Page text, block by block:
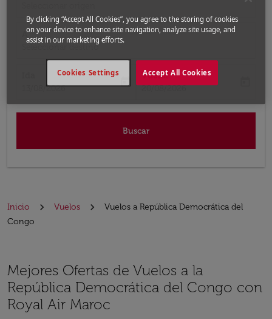
A
Seleccionar destino
fc-booking-departure-date-aria-label
13/08/2026
today
Vuelta
fc-booking-return-date-aria-label
20/08/2026
Buscar
Inicio Vuelos
Vuelos a República Democrática del
Congo
Mejores Ofertas de Vuelos a la
República Democrática del Congo con
Royal Air Maroc
By clicking “Accept All Cookies”, you agree to the storing of cookies
on your device to enhance site navigation, analyze site usage, and
assist in our marketing efforts.
Accept All Cookies
Cookies Settings